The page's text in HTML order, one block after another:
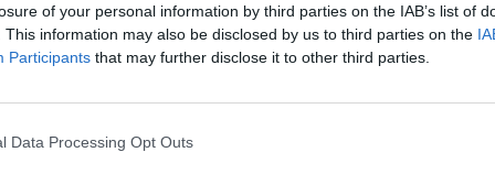
of your personal information by third parties on the IAB’s list of
This information may also be disclosed by us to third parties on the
Participants that may further disclose it to other third parties.
Data Processing Opt Outs
járvány miatt nehéz helyzetbe került
- közölte a Magyar Bankszövetség főtitkára
a vállalatoknak - főleg a logisztika, a vendéglátás és a